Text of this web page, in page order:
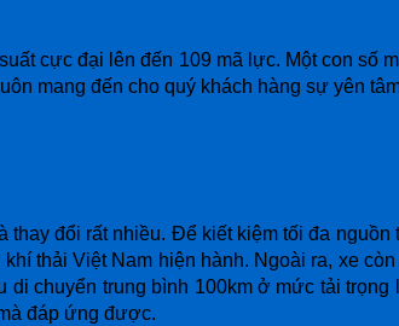
cực đại lên đến 109 mã lực. Một con số
mang đến cho quý khách hàng sự yên
đổi rất nhiều. Để kiết kiệm tối đa
thải Việt Nam hiện hành. Ngoài ra, xe
di chuyển trung bình 100km ở mức tải
đáp ứng được.